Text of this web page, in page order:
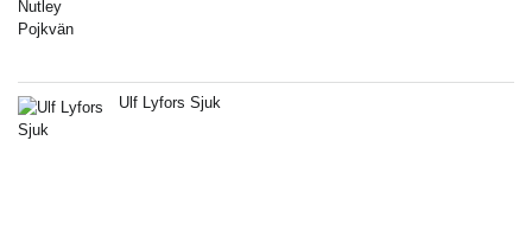
Ulf Lyfors Sjuk